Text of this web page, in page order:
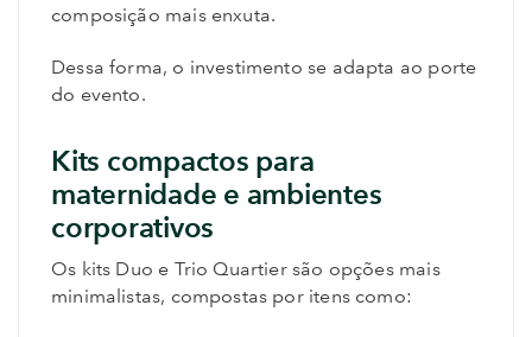
composição mais enxuta.
Dessa forma, o investimento se adapta ao porte
do evento.
Kits compactos para
maternidade e ambientes
corporativos
Os kits Duo e Trio Quartier são opções mais
minimalistas, compostas por itens como: